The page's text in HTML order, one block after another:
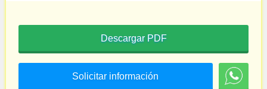
Descargar PDF
Solicitar información